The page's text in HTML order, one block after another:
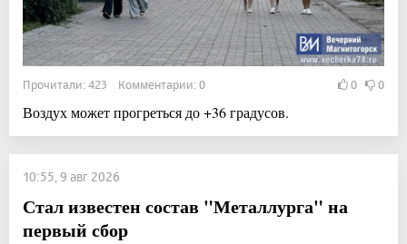
Прочитали: 423 Комментарии: 0 0 0
Воздух может прогреться до +36 градусов.
10:55, 9 авг 2026
Стал известен состав "Металлурга" на
первый сбор